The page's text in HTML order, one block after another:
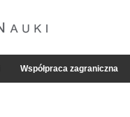
Współpraca zagraniczna